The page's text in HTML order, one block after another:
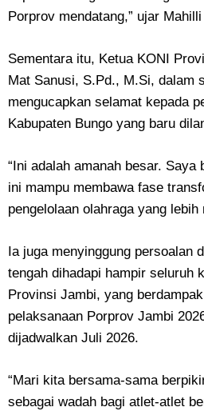
Porprov mendatang,” ujar
Sementara itu, Ketua KONI
Mat Sanusi, S.Pd., M.Si, dalam
mengucapkan selamat kepada
Kabupaten Bungo yang baru
“Ini adalah amanah besar. Saya
ini mampu membawa fase
pengelolaan olahraga yang lebih
Ia juga menyinggung persoalan
tengah dihadapi hampir seluruh
Provinsi Jambi, yang
pelaksanaan Porprov Jambi
dijadwalkan Juli 2026.
“Mari kita bersama-sama
sebagai wadah bagi atlet-atlet